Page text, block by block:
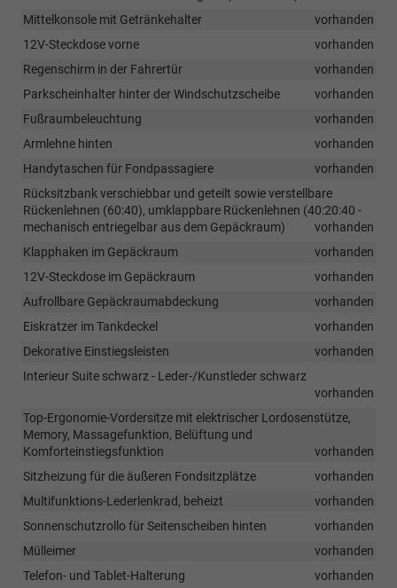
Mittelkonsole mit Getränkehalter
vorhanden
12V-Steckdose vorne
vorhanden
Regenschirm in der Fahrertür
vorhanden
Parkscheinhalter hinter der Windschutzscheibe
vorhanden
Fußraumbeleuchtung
vorhanden
Armlehne hinten
vorhanden
Handytaschen für Fondpassagiere
vorhanden
Rücksitzbank verschiebbar und geteilt sowie verstellbare
Rückenlehnen (60:40), umklappbare Rückenlehnen (40:20:40 -
mechanisch entriegelbar aus dem Gepäckraum)
vorhanden
Klapphaken im Gepäckraum
vorhanden
12V-Steckdose im Gepäckraum
vorhanden
Aufrollbare Gepäckraumabdeckung
vorhanden
Eiskratzer im Tankdeckel
vorhanden
Dekorative Einstiegsleisten
vorhanden
Interieur Suite schwarz - Leder-/Kunstleder schwarz
vorhanden
Top-Ergonomie-Vordersitze mit elektrischer Lordosenstütze,
Memory, Massagefunktion, Belüftung und
Komforteinstiegsfunktion
vorhanden
Sitzheizung für die äußeren Fondsitzplätze
vorhanden
Multifunktions-Lederlenkrad, beheizt
vorhanden
Sonnenschutzrollo für Seitenscheiben hinten
vorhanden
Mülleimer
vorhanden
Telefon- und Tablet-Halterung
vorhanden